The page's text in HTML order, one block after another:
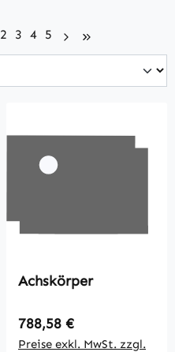
Seite
2 Seite
3 Seite
4 Seite
5
Achskörper
Regulärer Preis:
788,58 €
Preise exkl. MwSt. zzgl.